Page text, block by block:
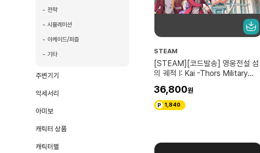
전략
시뮬레이션
아케이드/퍼즐
기타
주변기기
악세서리
아미보
캐릭터 상품
캐릭터별
STEAM
[STEAM][코드발송] 영웅전설 섬
의 궤적 I: Kai -Thors Military
36,800
1,840